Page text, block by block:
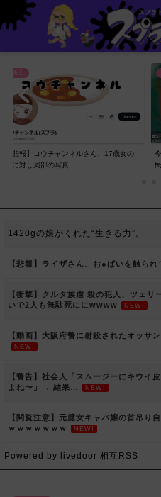
ネルさん、17歳女の
今回のレイダースダ
民が喜んだことって...
1420gの娘がくれた“生きる力”。
【悲報】ライザさん、お●ぱいを触ら
【衝撃】クルタ族虐 殺の犯人、ツェ
いで2人も無駄死ににwwww
NEW!
【動画】大阪府警に射殺されたオッサ
NEW!
【警告】社会人「スムージーにキウイ
よね〜」→ 結果…
NEW!
【閲覧注意】元臆女キャバ嬢の首吊り
ｗｗｗｗｗｗｗ
NEW!
Powered by livedoor 相互RSS